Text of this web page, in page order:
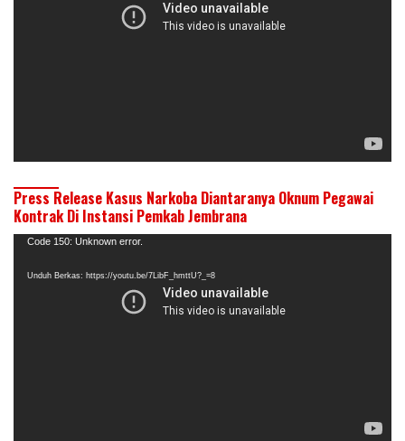
Press Release Kasus Narkoba Diantaranya Oknum Pegawai
Kontrak Di Instansi Pemkab Jembrana
Pemutar
Code 150: Unknown error.
Unduh Berkas: https://youtu.be/7LibF_hmttU?_=8